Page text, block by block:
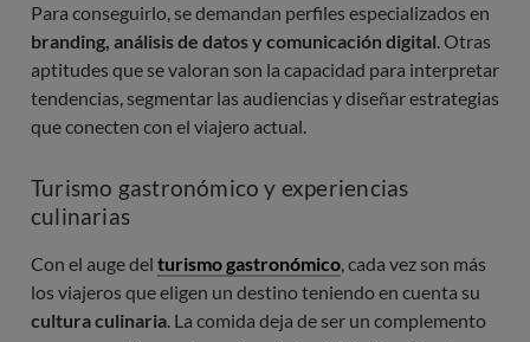
Para conseguirlo, se demandan perfiles especializados en
branding, análisis de datos y comunicación digital. Otras
aptitudes que se valoran son la capacidad para interpretar
tendencias, segmentar las audiencias y diseñar estrategias
que conecten con el viajero actual.
Turismo gastronómico y experiencias
culinarias
Con el auge del turismo gastronómico , cada vez son más
los viajeros que eligen un destino teniendo en cuenta su
cultura culinaria . La comida deja de ser un complemento